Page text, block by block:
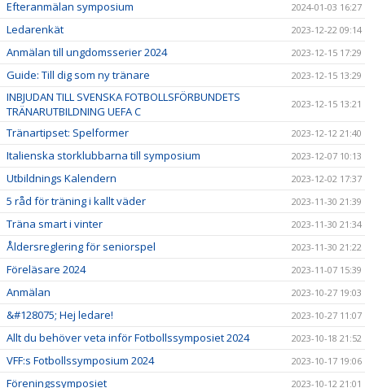
Efteranmälan symposium 2024-01-03 16:27
Ledarenkät 2023-12-22 09:14
Anmälan till ungdomsserier 2024 2023-12-15 17:29
Guide: Till dig som ny tränare 2023-12-15 13:29
INBJUDAN TILL SVENSKA FOTBOLLSFÖRBUNDETS
TRÄNARUTBILDNING UEFA C
2023-12-15 13:21
Tränartipset: Spelformer 2023-12-12 21:40
Italienska storklubbarna till symposium 2023-12-07 10:13
Utbildnings Kalendern 2023-12-02 17:37
5 råd för träning i kallt väder 2023-11-30 21:39
Träna smart i vinter 2023-11-30 21:34
Åldersreglering för seniorspel 2023-11-30 21:22
Föreläsare 2024 2023-11-07 15:39
Anmälan 2023-10-27 19:03
&#128075; Hej ledare! 2023-10-27 11:07
Allt du behöver veta inför Fotbollssymposiet 2024 2023-10-18 21:52
VFF:s Fotbollssymposium 2024 2023-10-17 19:06
Föreningssymposiet 2023-10-12 21:01